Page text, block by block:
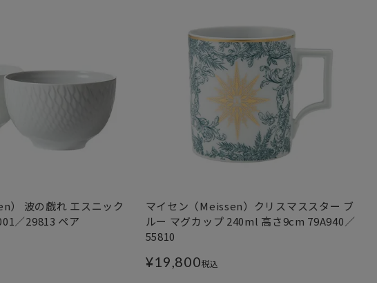
） 波の戯れ エスニック
／29813 ペア
マイセン（Meissen）クリスマススター ブ
ルー マグカップ 240ml 高さ9cm 79A940／
55810
¥19,800税込